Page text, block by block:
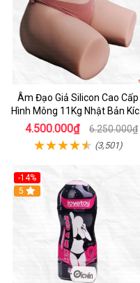
Âm Đạo Giả Silicon Cao Cấp
Hình Mông 11Kg Nhật Bản Kích
Thước Như Thật
4.500.000₫ 6.250.000₫
(3,501)
-14%
Hot
5